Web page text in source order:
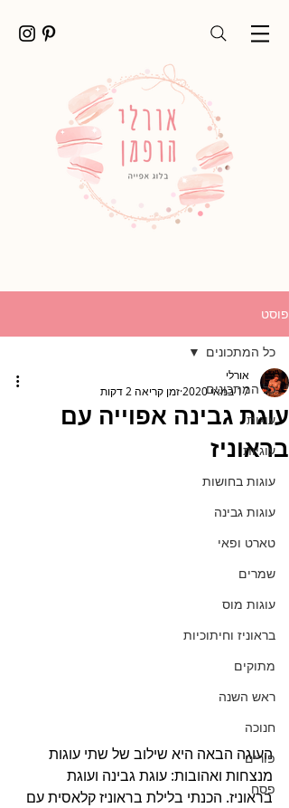
פוסט
כל המתכונים
עוגות
עוגיות
עוגות בחושות
עוגות גבינה
טארט ופאי
שמרים
עוגות מוס
בראוניז וחיתוכיות
מתוקים
ראש השנה
חנוכה
פורים
פסח
כל המתכונים
עוגת גבינה אפוייה עם
בראוניז
אורלי
17 במאי 2020
זמן קריאה 2 דקות
העוגה הבאה היא שילוב של שתי עוגות
מנצחות ואהובות: עוגת גבינה ועוגת
בראוניז. הכנתי בלילת בראוניז קלאסית עם